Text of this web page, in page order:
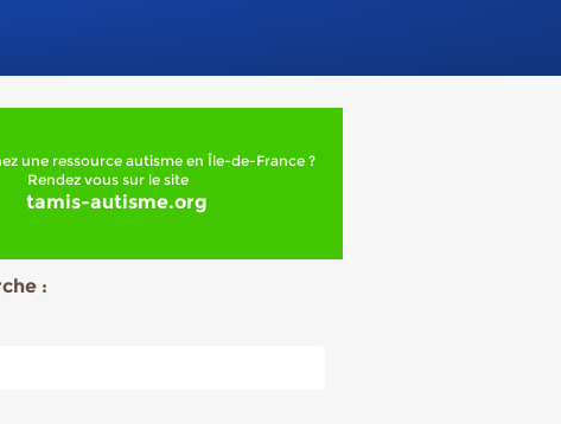
une ressource autisme en Île-de-France ?
Rendez vous sur le site
tamis-autisme.org
: